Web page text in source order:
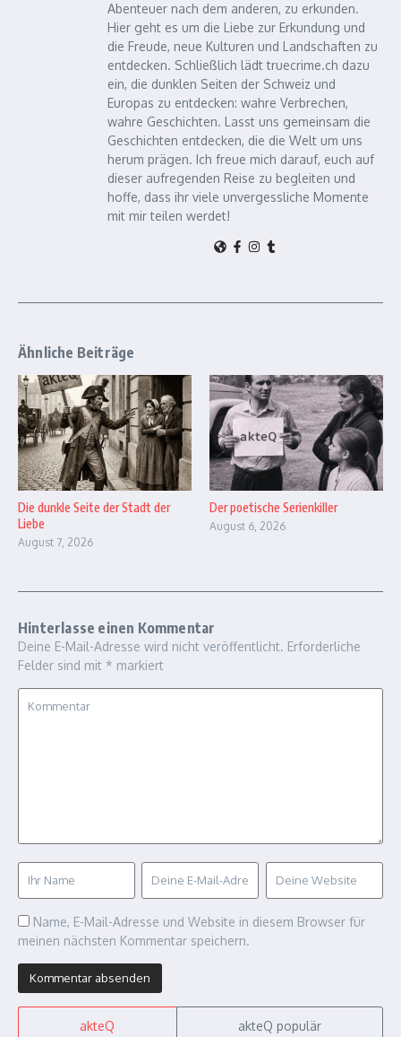
Abenteuer nach dem anderen, zu erkunden.
Hier geht es um die Liebe zur Erkundung und
die Freude, neue Kulturen und Landschaften zu
entdecken. Schließlich lädt truecrime.ch dazu
ein, die dunklen Seiten der Schweiz und
Europas zu entdecken: wahre Verbrechen,
wahre Geschichten. Lasst uns gemeinsam die
Geschichten entdecken, die die Welt um uns
herum prägen. Ich freue mich darauf, euch auf
dieser aufregenden Reise zu begleiten und
hoffe, dass ihr viele unvergessliche Momente
mit mir teilen werdet!
Ähnliche Beiträge
Die dunkle Seite der Stadt der
Liebe
August 7, 2026
Der poetische Serienkiller
August 6, 2026
Hinterlasse einen Kommentar
Deine E-Mail-Adresse wird nicht veröffentlicht. Erforderliche
Felder sind mit * markiert
Name, E-Mail-Adresse und Website in diesem Browser für
meinen nächsten Kommentar speichern.
akteQ akteQ populär